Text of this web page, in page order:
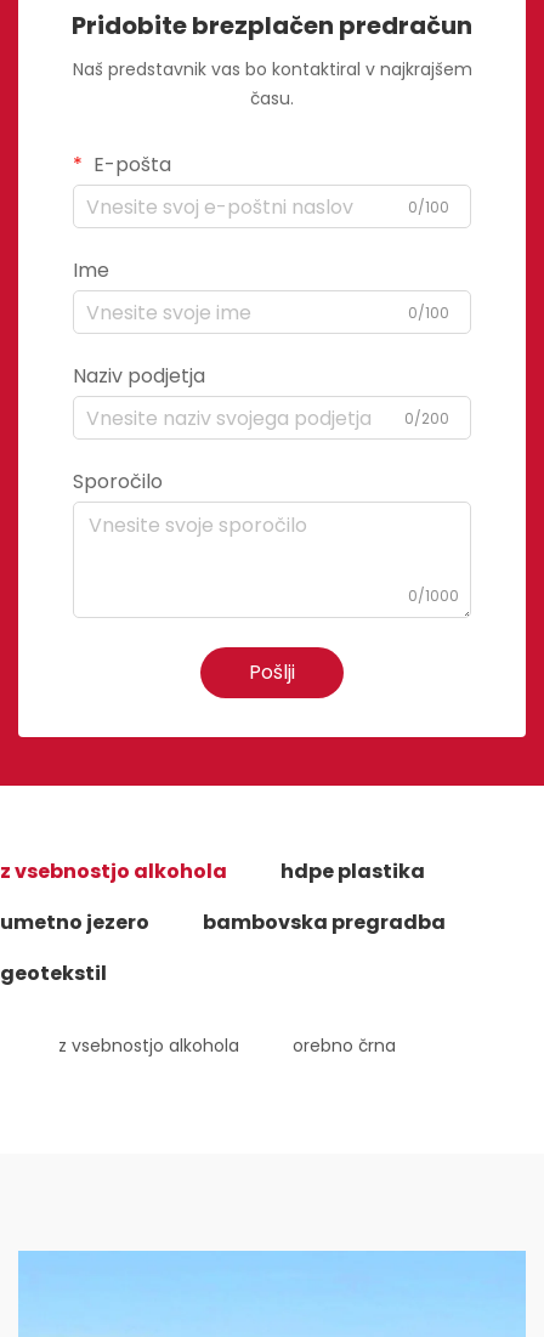
Pridobite brezplačen predračun
Naš predstavnik vas bo kontaktiral v najkrajšem
času.
E-pošta
0/100
Ime
0/100
Naziv podjetja
0/200
Sporočilo
0/1000
Pošlji
z vsebnostjo alkohola
hdpe plastika
umetno jezero
bambovska pregradba
geotekstil
z vsebnostjo alkohola orebno črna